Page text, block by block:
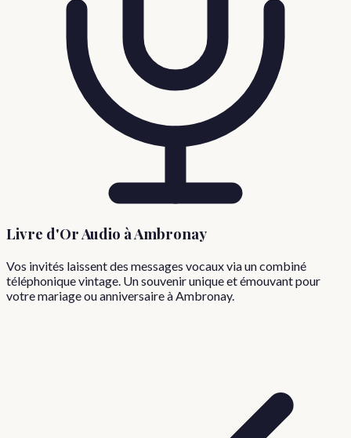
Livre d'Or Audio àAmbronay
Vos invités laissent des messages vocaux via un combiné
téléphonique vintage. Un souvenir unique et émouvant pour
votre mariage ou anniversaire àAmbronay.